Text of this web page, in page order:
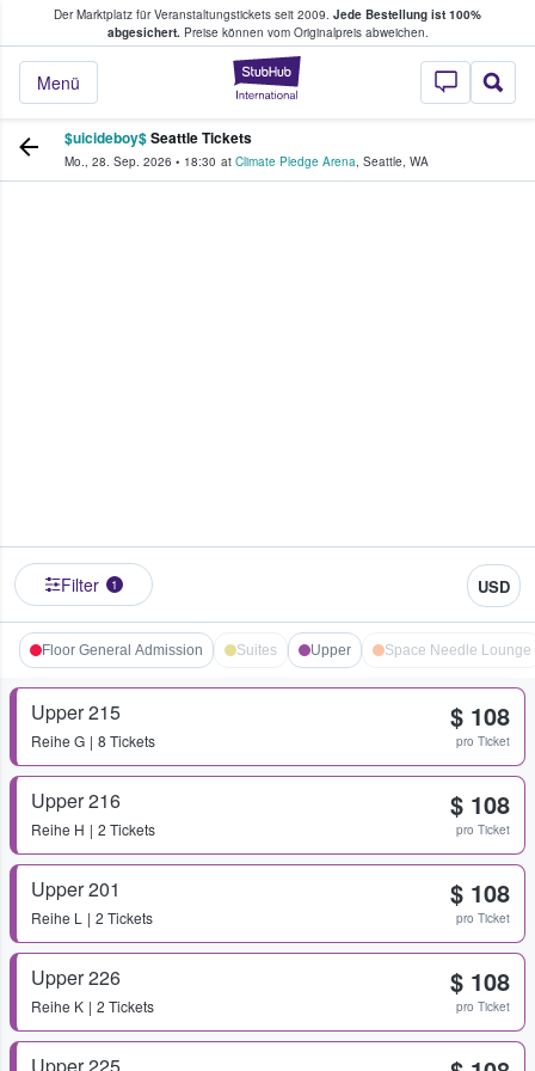
Der Marktplatz für Veranstaltungstickets seit 2009. Jede Bestellung ist 100%
abgesichert.Preise können vom Originalpreis abweichen.
StubHub - Wo
Menü
Tickets kaufen & verkaufen
$uicideboy$Seattle Tickets
Mo., 28. Sep. 2026 • 18:30 at Climate Pledge Arena, Seattle, WA
Filter 1 USD
Floor General Admission Suites Upper Space Needle Lounge
Upper 215
Reihe G 8 Tickets
$ 108
pro Ticket
Upper 216
Reihe H 2 Tickets
$ 108
pro Ticket
Upper 201
Reihe L 2 Tickets
$ 108
pro Ticket
Upper 226
Reihe K 2 Tickets
$ 108
pro Ticket